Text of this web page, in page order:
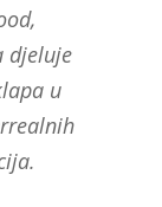
djeluje
u